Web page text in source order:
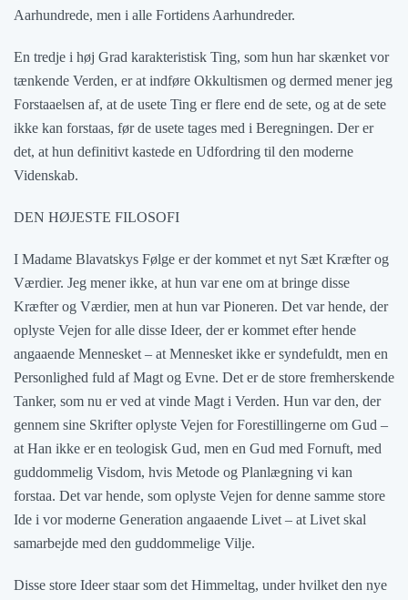
Aarhundrede, men i alle Fortidens Aarhundreder.
En tredje i høj Grad karakteristisk Ting, som hun har skænket vor
tænkende Verden, er at indføre Okkultismen og dermed mener jeg
Forstaaelsen af, at de usete Ting er flere end de sete, og at de sete
ikke kan forstaas, før de usete tages med i Beregningen. Der er
det, at hun definitivt kastede en Udfordring til den moderne
Videnskab.
DEN HØJESTE FILOSOFI
I Madame Blavatskys Følge er der kommet et nyt Sæt Kræfter og
Værdier. Jeg mener ikke, at hun var ene om at bringe disse
Kræfter og Værdier, men at hun var Pioneren. Det var hende, der
oplyste Vejen for alle disse Ideer, der er kommet efter hende
angaaende Mennesket – at Mennesket ikke er syndefuldt, men en
Personlighed fuld af Magt og Evne. Det er de store fremherskende
Tanker, som nu er ved at vinde Magt i Verden. Hun var den, der
gennem sine Skrifter oplyste Vejen for Forestillingerne om Gud –
at Han ikke er en teologisk Gud, men en Gud med Fornuft, med
guddommelig Visdom, hvis Metode og Planlægning vi kan
forstaa. Det var hende, som oplyste Vejen for denne samme store
Ide i vor moderne Generation angaaende Livet – at Livet skal
samarbejde med den guddommelige Vilje.
Disse store Ideer staar som det Himmeltag, under hvilket den nye